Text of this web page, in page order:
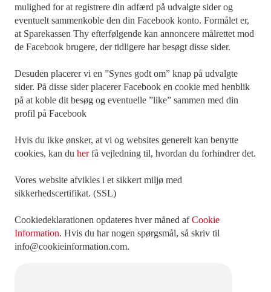
mulighed for at registrere din adfærd på udvalgte sider og
eventuelt sammenkoble den din Facebook konto. Formålet er,
at Sparekassen Thy efterfølgende kan annoncere målrettet mod
de Facebook brugere, der tidligere har besøgt disse sider.
Desuden placerer vi en ”Synes godt om” knap på udvalgte
sider. På disse sider placerer Facebook en cookie med henblik
på at koble dit besøg og eventuelle ”like” sammen med din
profil på Facebook
Hvis du ikke ønsker, at vi og websites generelt kan benytte
cookies, kan du herfå vejledning til, hvordan du forhindrer det.
Vores website afvikles i et sikkert miljø med
sikkerhedscertifikat. (SSL)
Cookiedeklarationen opdateres hver måned afCookie
Information. Hvis du har nogen spørgsmål, så skriv til
info@cookieinformation.com.